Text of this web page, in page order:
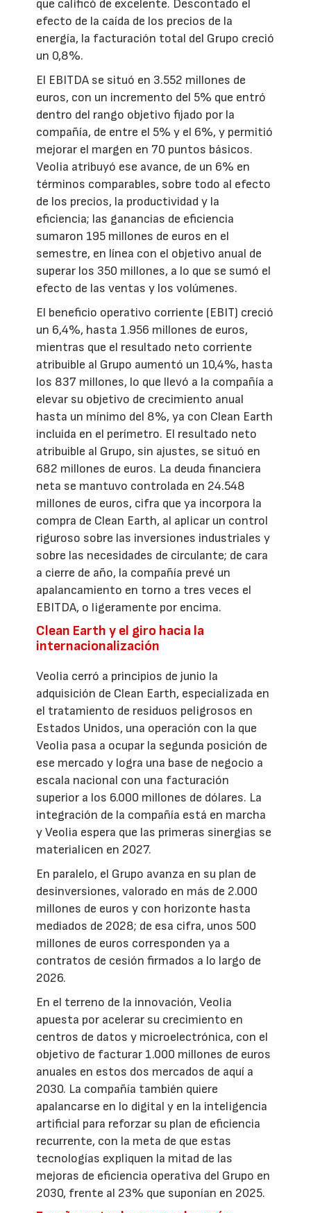
que calificó de excelente. Descontado el
efecto de la caída de los precios de la
energía, la facturación total del Grupo creció
un 0,8%.
El EBITDA se situó en 3.552 millones de
euros, con un incremento del 5% que entró
dentro del rango objetivo fijado por la
compañía, de entre el 5% y el 6%, y permitió
mejorar el margen en 70 puntos básicos.
Veolia atribuyó ese avance, de un 6% en
términos comparables, sobre todo al efecto
de los precios, la productividad y la
eficiencia; las ganancias de eficiencia
sumaron 195 millones de euros en el
semestre, en línea con el objetivo anual de
superar los 350 millones, a lo que se sumó el
efecto de las ventas y los volúmenes.
El beneficio operativo corriente (EBIT) creció
un 6,4%, hasta 1.956 millones de euros,
mientras que el resultado neto corriente
atribuible al Grupo aumentó un 10,4%, hasta
los 837 millones, lo que llevó a la compañía a
elevar su objetivo de crecimiento anual
hasta un mínimo del 8%, ya con Clean Earth
incluida en el perímetro. El resultado neto
atribuible al Grupo, sin ajustes, se situó en
682 millones de euros. La deuda financiera
neta se mantuvo controlada en 24.548
millones de euros, cifra que ya incorpora la
compra de Clean Earth, al aplicar un control
riguroso sobre las inversiones industriales y
sobre las necesidades de circulante; de cara
a cierre de año, la compañía prevé un
apalancamiento en torno a tres veces el
EBITDA, o ligeramente por encima.
Clean Earth y el giro hacia la
internacionalización
Veolia cerró a principios de junio la
adquisición de Clean Earth, especializada en
el tratamiento de residuos peligrosos en
Estados Unidos, una operación con la que
Veolia pasa a ocupar la segunda posición de
ese mercado y logra una base de negocio a
escala nacional con una facturación
superior a los 6.000 millones de dólares. La
integración de la compañía está en marcha
y Veolia espera que las primeras sinergias se
materialicen en 2027.
En paralelo, el Grupo avanza en su plan de
desinversiones, valorado en más de 2.000
millones de euros y con horizonte hasta
mediados de 2028; de esa cifra, unos 500
millones de euros corresponden ya a
contratos de cesión firmados a lo largo de
2026.
En el terreno de la innovación, Veolia
apuesta por acelerar su crecimiento en
centros de datos y microelectrónica, con el
objetivo de facturar 1.000 millones de euros
anuales en estos dos mercados de aquí a
2030. La compañía también quiere
apalancarse en lo digital y en la inteligencia
artificial para reforzar su plan de eficiencia
recurrente, con la meta de que estas
tecnologías expliquen la mitad de las
mejoras de eficiencia operativa del Grupo en
2030, frente al 23% que suponían en 2025.